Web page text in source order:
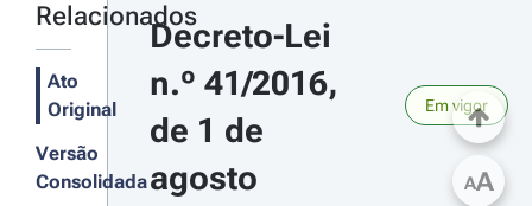
Relacionados
Ato
Original
Versão
Consolidada
Decreto-Lei
n.º 41/2016,
de 1 de
agosto
Em vigor
AA